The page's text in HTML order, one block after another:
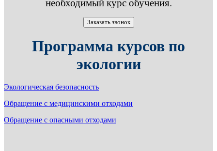
необходимый курс обучения.
Заказать звонок
Программа курсов по
экологии
Экологическая безопасность
Обращение с медицинскими отходами
Обращение с опасными отходами